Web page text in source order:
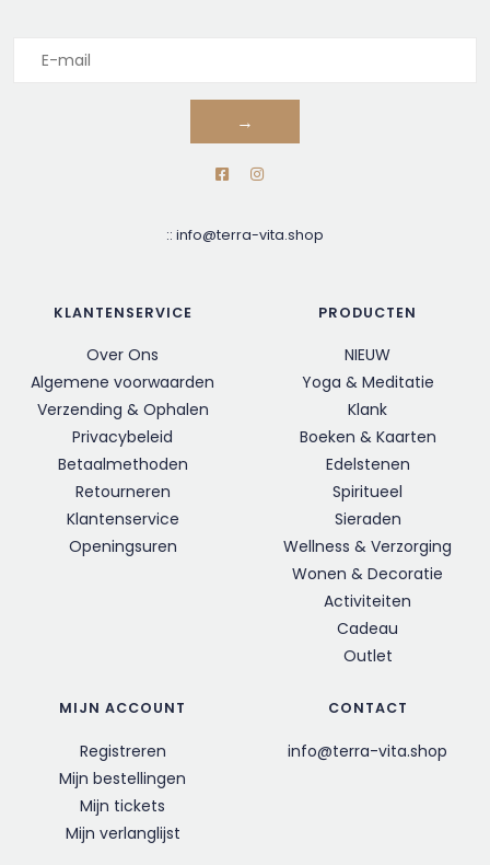
→
:: info@terra-vita.shop
KLANTENSERVICE
Over Ons
Algemene voorwaarden
Verzending & Ophalen
Privacybeleid
Betaalmethoden
Retourneren
Klantenservice
Openingsuren
PRODUCTEN
NIEUW
Yoga & Meditatie
Klank
Boeken & Kaarten
Edelstenen
Spiritueel
Sieraden
Wellness & Verzorging
Wonen & Decoratie
Activiteiten
Cadeau
Outlet
MIJN ACCOUNT
Registreren
Mijn bestellingen
Mijn tickets
Mijn verlanglijst
CONTACT
info@terra-vita.shop